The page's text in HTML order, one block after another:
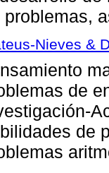
problemas,
Nieves &
de
de